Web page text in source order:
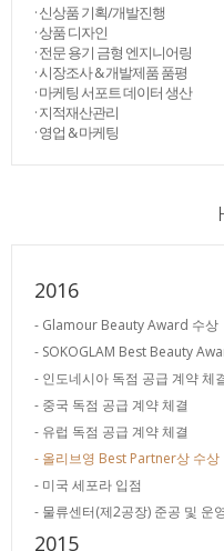
· 신상품 기획/개발진행
· 상품 디자인
· 전문 용기 금형 엔지니어링
· 시장조사 & 개발제품 품평
· 마케팅 서포트 데이터 생산
· 지적재산관리
· 영업 & 마케팅
2016
- Glamour Beauty Award 수상
- SOKOGLAM Best Beauty
- 인도네시아 독점 공급 계약 체
- 중국 독점 공급 계약 체결
- 유럽 독점 공급 계약 체결
- 올리브영 Best Partner상 수상
- 미국 세포라 입점
- 물류센터(제2공장) 준공 및 운
2015